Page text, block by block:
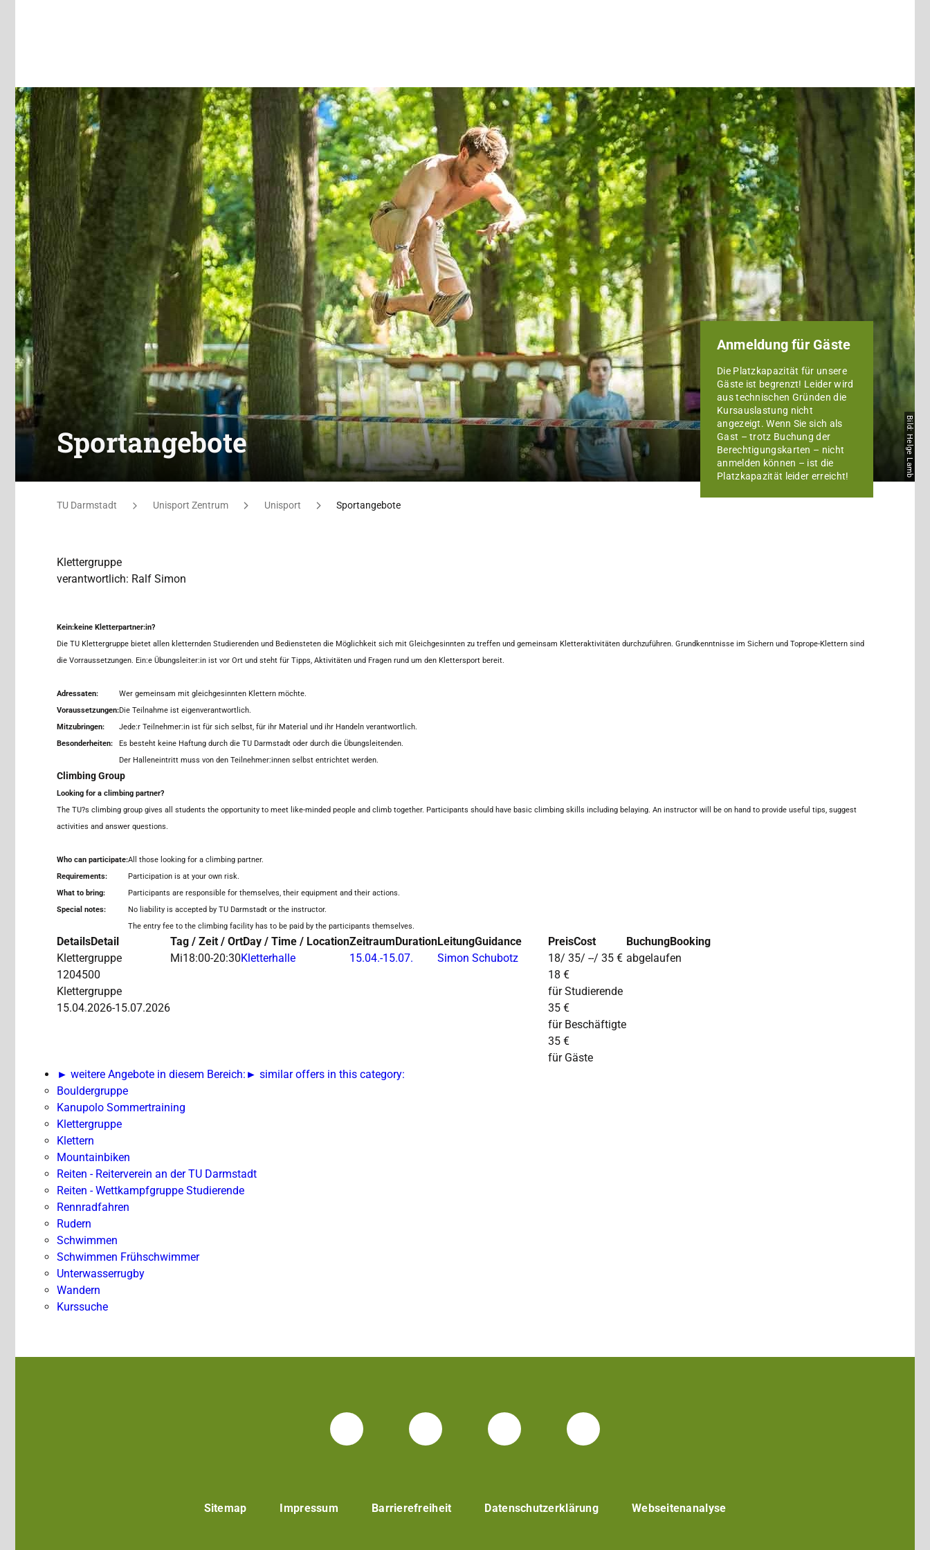
Sportangebote
Anmeldung für Gäste
Die Platzkapazität für unsere
Gäste ist begrenzt! Leider wird
aus technischen Gründen die
Kursauslastung nicht
angezeigt. Wenn Sie sich als
Gast – trotz Buchung der
Berechtigungskarten – nicht
anmelden können – ist die
Platzkapazität leider erreicht!
Bild: Helge Lamb
Sie befinden sich hier:
TU Darmstadt Unisport Zentrum Unisport Sportangebote
Klettergruppe
verantwortlich: Ralf Simon
Kein:keine Kletterpartner:in?
Die TU Klettergruppe bietet allen kletternden Studierenden und Bediensteten die Möglichkeit sich mit Gleichgesinnten zu treffen und gemeinsam Kletteraktivitäten durchzuführen. Grundkenntnisse im Sichern und Toprope-Klettern sind
die Vorraussetzungen. Ein:e Übungsleiter:in ist vor Ort und steht für Tipps, Aktivitäten und Fragen rund um den Klettersport bereit.
Adressaten:
Wer gemeinsam mit gleichgesinnten Klettern möchte.
Voraussetzungen:Die Teilnahme ist eigenverantwortlich.
Mitzubringen:
Jede:r Teilnehmer:in ist für sich selbst, für ihr Material und ihr Handeln verantwortlich.
Besonderheiten:
Es besteht keine Haftung durch die TU Darmstadt oder durch die Übungsleitenden.
Der Halleneintritt muss von den Teilnehmer:innen selbst entrichtet werden.
Climbing Group
Looking for a climbing partner?
The TU?s climbing group gives all students the opportunity to meet like-minded people and climb together. Participants should have basic climbing skills including belaying. An instructor will be on hand to provide useful tips, suggest
activities and answer questions.
Who can participate:All those looking for a climbing partner.
Requirements:
Participation is at your own risk.
What to bring:
Participants are responsible for themselves, their equipment and their actions.
Special notes:
No liability is accepted by TU Darmstadt or the instructor.
The entry fee to the climbing facility has to be paid by the participants themselves.
DetailsDetail Tag / Zeit / OrtDay / Time / LocationZeitraumDurationLeitungGuidance PreisCost BuchungBooking
Klettergruppe
1204500
Klettergruppe
15.04.2026-15.07.2026
Mi18:00-20:30Kletterhalle 15.04.-15.07. Simon Schubotz
18/ 35/ --/ 35 €
18 €
für Studierende
35 €
für Beschäftigte
35 €
für Gäste
abgelaufen
► weitere Angebote in diesem Bereich: ► similar offers in this category:
Bouldergruppe
Kanupolo Sommertraining
Klettergruppe
Klettern
Mountainbiken
Reiten - Reiterverein an der TU Darmstadt
Reiten - Wettkampfgruppe Studierende
Rennradfahren
Rudern
Schwimmen
Schwimmen Frühschwimmer
Unterwasserrugby
Wandern
Kurssuche
Facebook Unisport-Zentrum
Instagram Unisport-Zentrum
Youtube TU Darmstadt
Linked in
Sitemap Impressum Barrierefreiheit Datenschutzerklärung Webseitenanalyse